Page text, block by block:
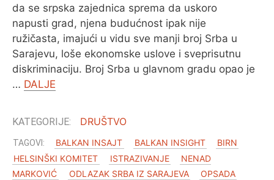
da se srpska zajednica sprema da uskoro
napusti grad, njena budućnost ipak nije
ružičasta, imajući u vidu sve manji broj Srba u
Sarajevu, loše ekonomske uslove i sveprisutnu
diskriminaciju. Broj Srba u glavnom gradu opao je
… DALJE
DRUŠTVO
BALKAN INSAJT BALKAN INSIGHT
BIRN
HELSINŠKI KOMITET
ISTRAZIVANJE
NENAD
MARKOVIĆ
ODLAZAK SRBA IZ SARAJEVA
OPSADA